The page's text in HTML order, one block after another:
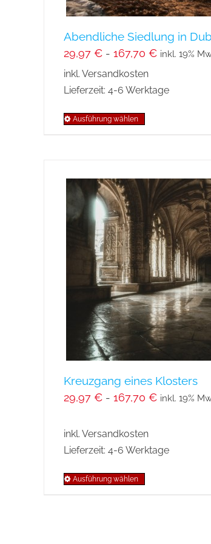
werden
Abendliche Siedlung in
29,97 € - 167,70 € inkl. 19%
inkl. Versandkosten
Lieferzeit: 4-6 Werktage
Ausführung wählen
mehrere
Varianten
auf.
Die
Optionen
können
auf
der
Produktseite
gewählt
werden
Kreuzgang eines Klosters
29,97 € - 167,70 € inkl. 19%
inkl. Versandkosten
Lieferzeit: 4-6 Werktage
Ausführung wählen